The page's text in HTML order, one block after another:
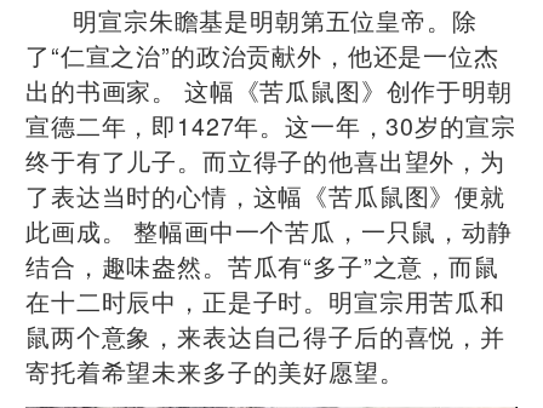
明宣宗朱瞻基是明朝第五位皇帝。除
了“仁宣之治”的政治贡献外，他还是一位杰
出的书画家。 这幅《苦瓜鼠图》创作于明朝
宣德二年，即1427年。这一年，30岁的宣宗
终于有了儿子。而立得子的他喜出望外，为
了表达当时的心情，这幅《苦瓜鼠图》便就
此画成。 整幅画中一个苦瓜，一只鼠，动静
结合，趣味盎然。苦瓜有“多子”之意，而鼠
在十二时辰中，正是子时。明宣宗用苦瓜和
鼠两个意象，来表达自己得子后的喜悦，并
寄托着希望未来多子的美好愿望。